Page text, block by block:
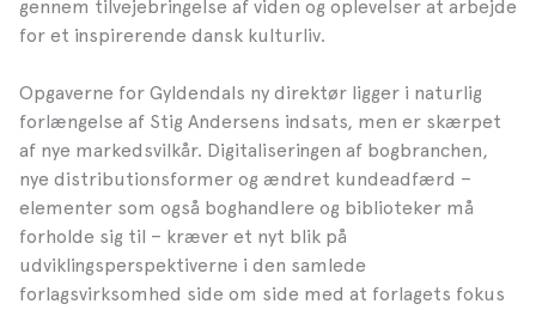
gennem tilvejebringelse af viden og oplevelser at arbejde
for et inspirerende dansk kulturliv.
Opgaverne for Gyldendals ny direktør ligger i naturlig
forlængelse af Stig Andersens indsats, men er skærpet
af nye markedsvilkår. Digitaliseringen af bogbranchen,
nye distributionsformer og ændret kundeadfærd –
elementer som også boghandlere og biblioteker må
forholde sig til – kræver et nyt blik på
udviklingsperspektiverne i den samlede
forlagsvirksomhed side om side med at forlagets fokus